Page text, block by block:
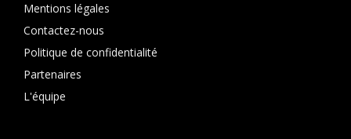
Mentions légales
Contactez-nous
Politique de confidentialité
Partenaires
L'équipe